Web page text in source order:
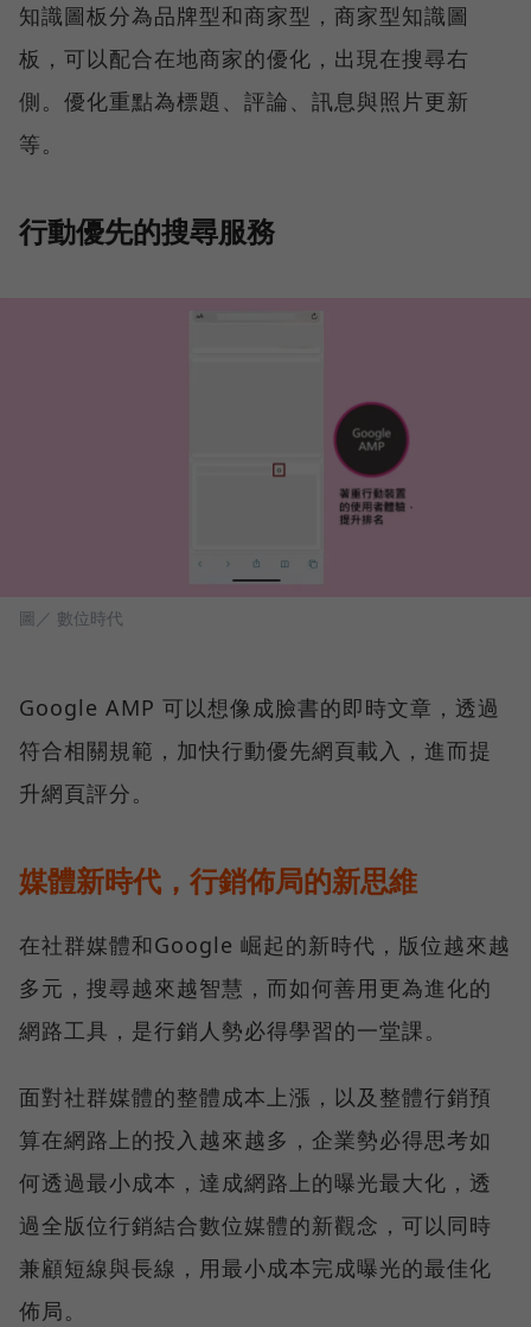
知識圖板分為品牌型和商家型，商家型知識圖
板，可以配合在地商家的優化，出現在搜尋右
側。優化重點為標題、評論、訊息與照片更新
等。
行動優先的搜尋服務
圖／ 數位時代
Google AMP 可以想像成臉書的即時文章，透過
符合相關規範，加快行動優先網頁載入，進而提
升網頁評分。
媒體新時代，行銷佈局的新思維
在社群媒體和Google 崛起的新時代，版位越來越
多元，搜尋越來越智慧，而如何善用更為進化的
網路工具，是行銷人勢必得學習的一堂課。
面對社群媒體的整體成本上漲，以及整體行銷預
算在網路上的投入越來越多，企業勢必得思考如
何透過最小成本，達成網路上的曝光最大化，透
過全版位行銷結合數位媒體的新觀念，可以同時
兼顧短線與長線，用最小成本完成曝光的最佳化
佈局。